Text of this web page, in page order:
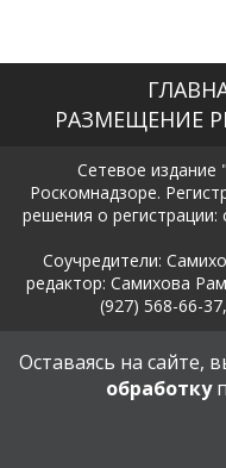
РАЗМЕЩЕНИЕ
Сетевое издание
Роскомнадзоре.
решения о
Соучредители:
редактор: Самихова
(927) 568-66-
Политика в отношении
Оставаясь на сайте,
обработку